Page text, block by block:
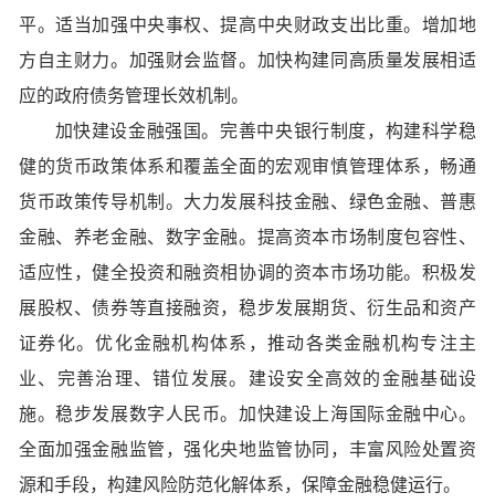
平。适当加强中央事权、提高中央财政支出比重。增加地
方自主财力。加强财会监督。加快构建同高质量发展相适
应的政府债务管理长效机制。
加快建设金融强国。完善中央银行制度，构建科学稳
健的货币政策体系和覆盖全面的宏观审慎管理体系，畅通
货币政策传导机制。大力发展科技金融、绿色金融、普惠
金融、养老金融、数字金融。提高资本市场制度包容性、
适应性，健全投资和融资相协调的资本市场功能。积极发
展股权、债券等直接融资，稳步发展期货、衍生品和资产
证券化。优化金融机构体系，推动各类金融机构专注主
业、完善治理、错位发展。建设安全高效的金融基础设
施。稳步发展数字人民币。加快建设上海国际金融中心。
全面加强金融监管，强化央地监管协同，丰富风险处置资
源和手段，构建风险防范化解体系，保障金融稳健运行。